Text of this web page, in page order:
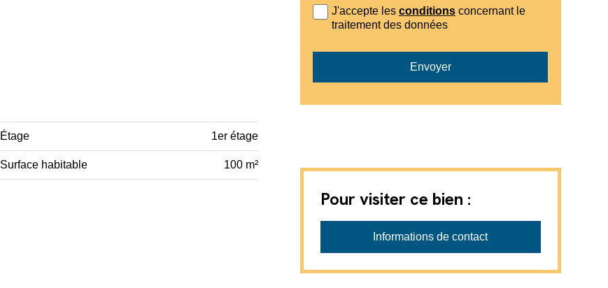
Étage 1er étage
Surface habitable 100 m²
J'accepte les conditionsconcernant le
traitement des données
Envoyer
Pour visiter ce bien :
Informations de contact